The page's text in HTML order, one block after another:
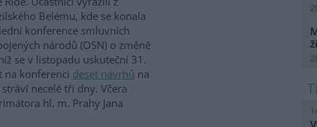
Belému, kde se konala
konference smluvních
národů (OSN) o změně
se v listopadu uskuteční 31.
na konferenci deset návrhů na
necelé tři dny. Včera
hl. m. Prahy Jana